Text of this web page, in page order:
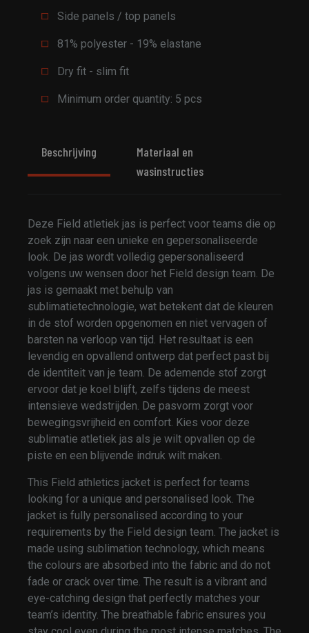
Side panels / top panels
81% polyester - 19% elastane
Dry fit - slim fit
Minimum order quantity: 5 pcs
Beschrijving
Materiaal en
wasinstructies
Deze Field atletiek jas is perfect voor teams die op
zoek zijn naar een unieke en gepersonaliseerde
look. De jas wordt volledig gepersonaliseerd
volgens uw wensen door het Field design team. De
jas is gemaakt met behulp van
sublimatietechnologie, wat betekent dat de kleuren
in de stof worden opgenomen en niet vervagen of
barsten na verloop van tijd. Het resultaat is een
levendig en opvallend ontwerp dat perfect past bij
de identiteit van je team. De ademende stof zorgt
ervoor dat je koel blijft, zelfs tijdens de meest
intensieve wedstrijden. De pasvorm zorgt voor
bewegingsvrijheid en comfort. Kies voor deze
sublimatie atletiek jas als je wilt opvallen op de
piste en een blijvende indruk wilt maken.
This Field athletics jacket is perfect for teams
looking for a unique and personalised look. The
jacket is fully personalised according to your
requirements by the Field design team. The jacket is
made using sublimation technology, which means
the colours are absorbed into the fabric and do not
fade or crack over time. The result is a vibrant and
eye-catching design that perfectly matches your
team’s identity. The breathable fabric ensures you